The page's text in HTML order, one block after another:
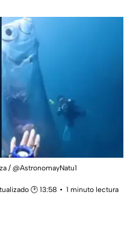
/ @AstronomayNatu1
🕑 13:58
1 minuto lectura